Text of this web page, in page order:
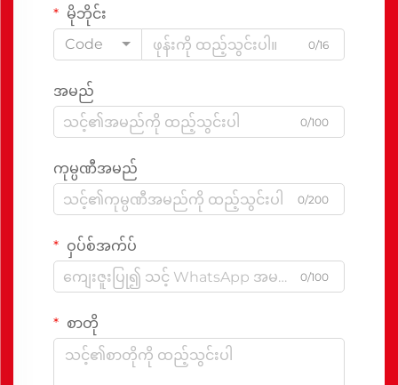
မိုဘိုင်း
Code
0/16
အမည်
0/100
ကုမ္ပဏီအမည်
0/200
ဝှပ်စ်အက်ပ်
0/100
စာတို